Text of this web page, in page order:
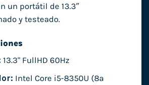
un portátil de 13.3″
y testeado.
13.3" FullHD 60Hz
Intel Core i5-8350U (8ª